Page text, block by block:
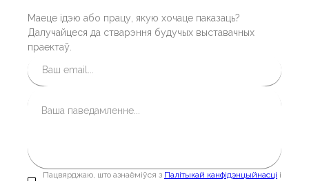
Маеце ідэю або працу, якую хочаце паказаць?
Далучайцеся да стварэння будучых выставачных
праектаў.
Пацвярджаю, што азнаёміўся з Палітыкай канфідэнцыйнасці і